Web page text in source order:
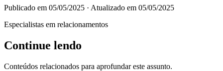
Publicado em 05/05/2025 · Atualizado em 05/05/2025
Especialistas em relacionamentos
Continue lendo
Conteúdos relacionados para aprofundar este assunto.